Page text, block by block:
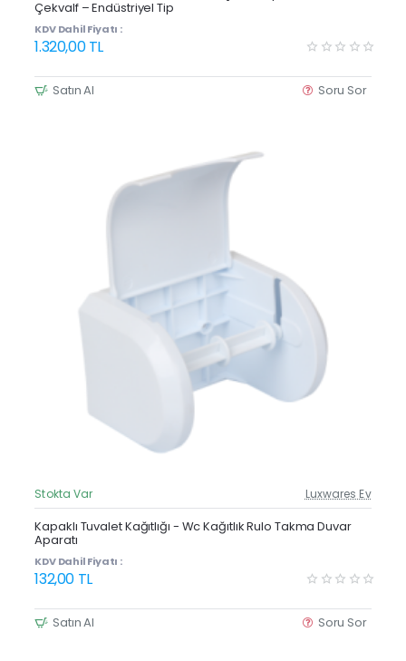
Çekvalf – Endüstriyel Tip
KDV Dahil Fiyatı :
1.320,00 TL
Satın Al Soru Sor
Güncel Fiyat
Yeni Ürün
Stokta Var Luxwares Ev
Kapaklı Tuvalet Kağıtlığı - Wc Kağıtlık Rulo Takma Duvar
Aparatı
KDV Dahil Fiyatı :
132,00 TL
Satın Al Soru Sor